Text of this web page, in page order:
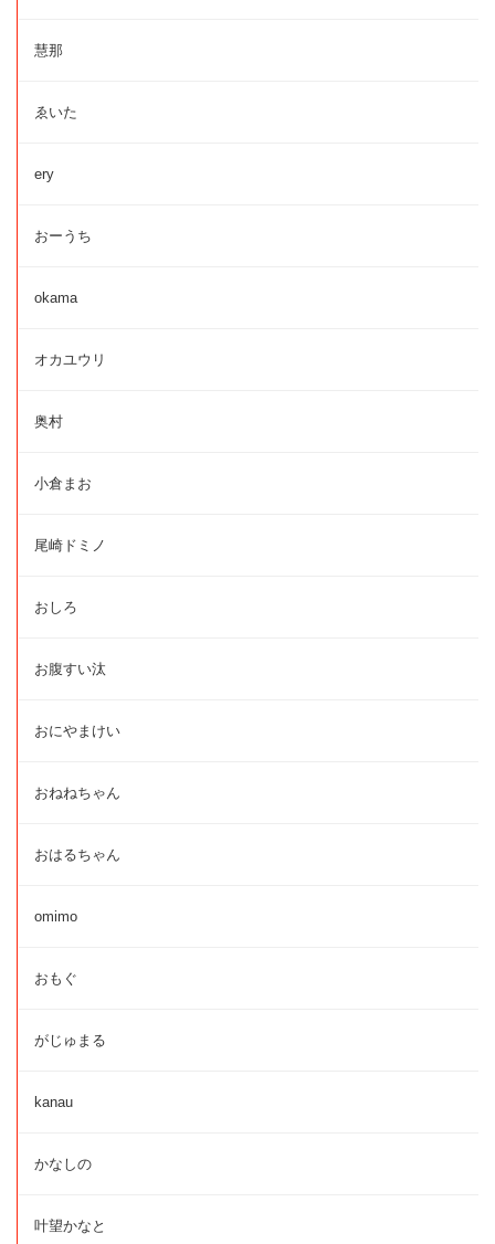
慧那
ゑいた
ery
おーうち
okama
オカユウリ
奥村
小倉まお
尾崎ドミノ
おしろ
お腹すい汰
おにやまけい
おねねちゃん
おはるちゃん
omimo
おもぐ
がじゅまる
kanau
かなしの
叶望かなと